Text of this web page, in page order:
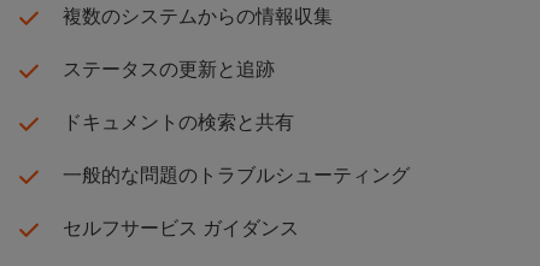
複数のシステムからの情報収集
ステータスの更新と追跡
ドキュメントの検索と共有
一般的な問題のトラブルシューティング
セルフサービス ガイダンス